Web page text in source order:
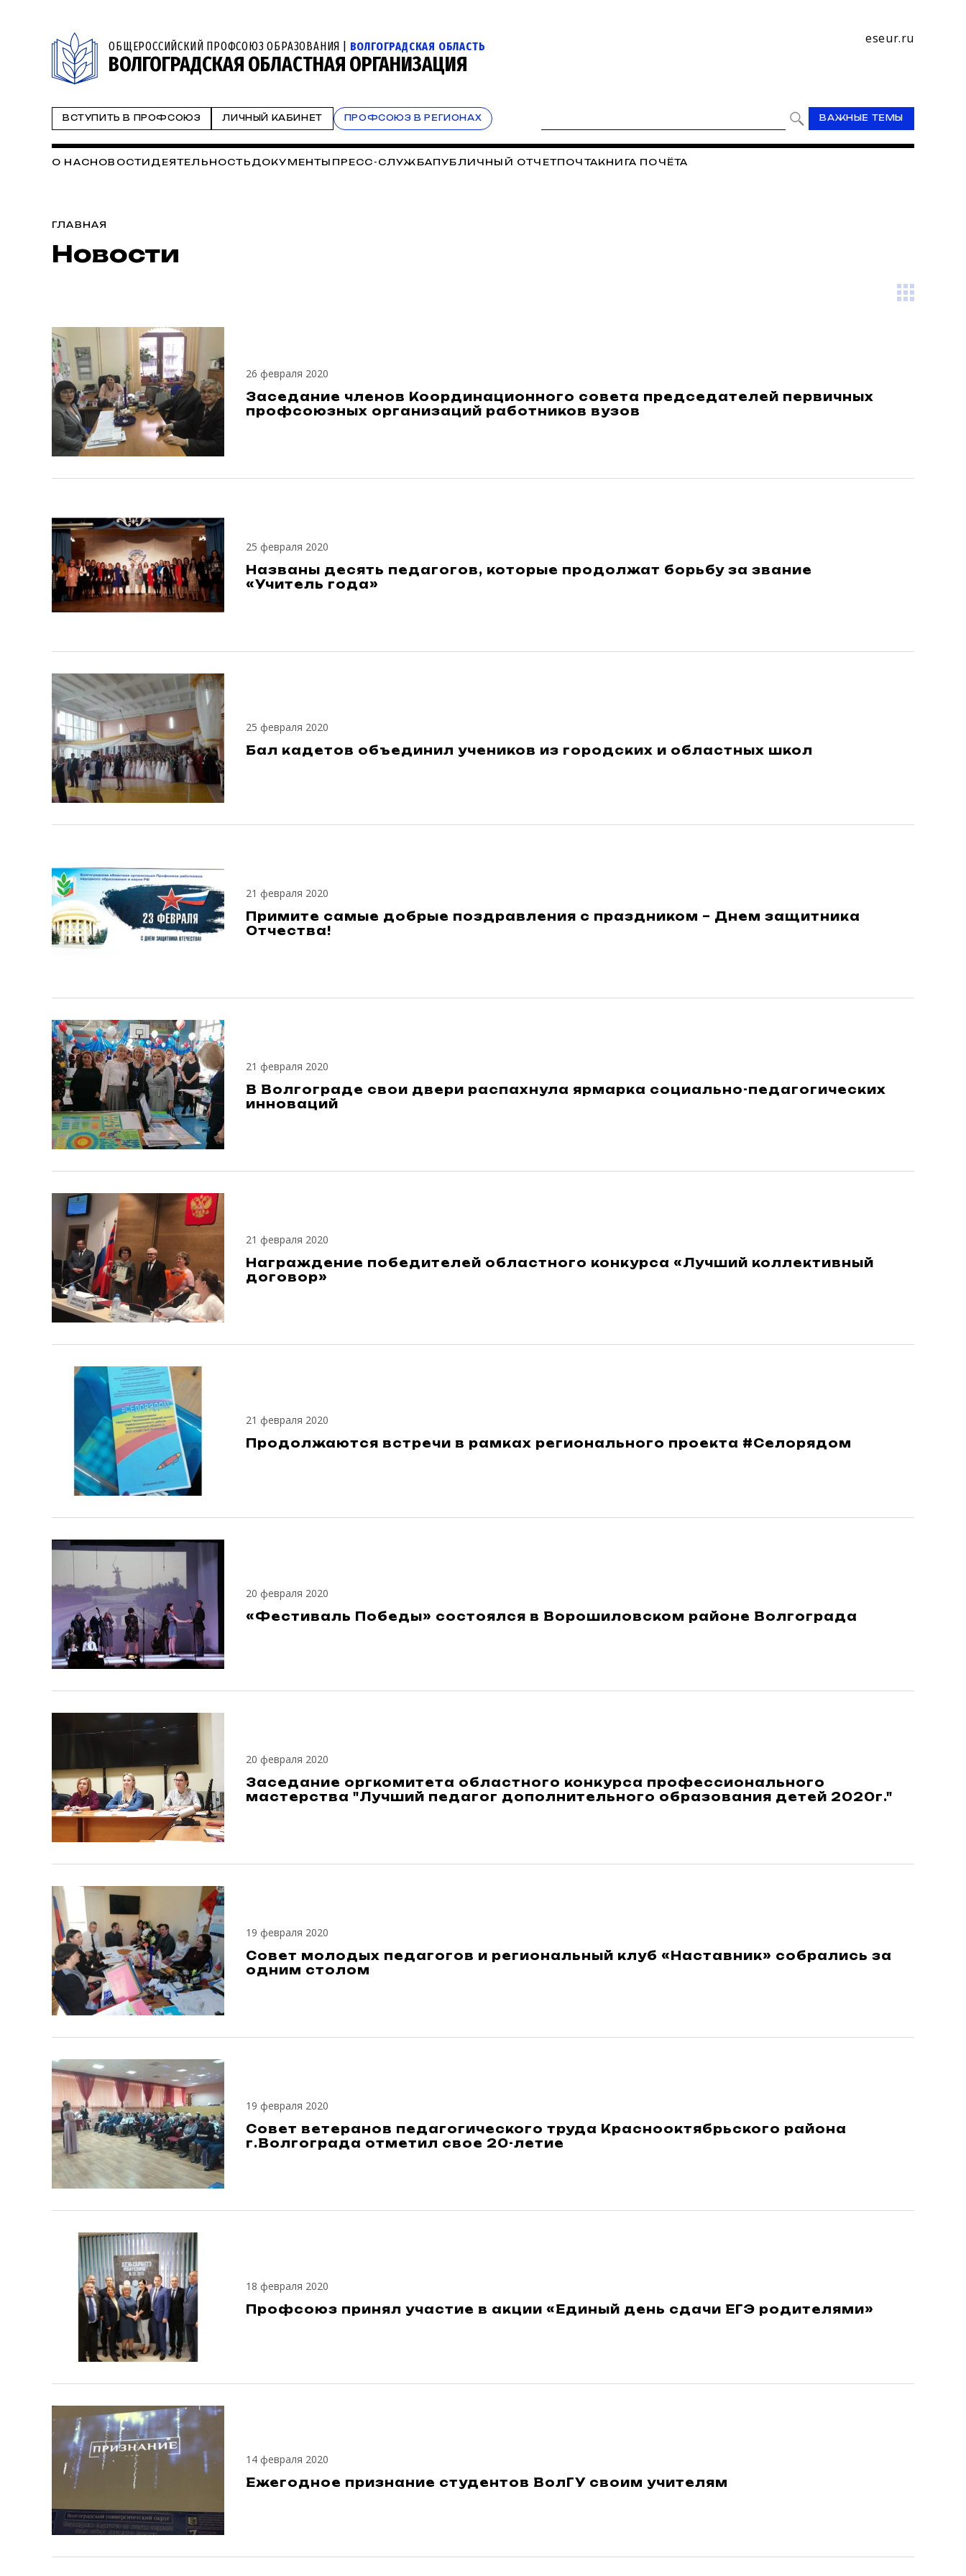
ОБЩЕРОССИЙСКИЙ ПРОФСОЮЗ ОБРАЗОВАНИЯ | ВОЛГОГРАДСКАЯ ОБЛАСТЬ
ВОЛГОГРАДСКАЯ ОБЛАСТНАЯ ОРГАНИЗАЦИЯ
eseur.ru
ВСТУПИТЬ В ПРОФСОЮЗ ЛИЧНЫЙ КАБИНЕТ ПРОФСОЮЗ В РЕГИОНАХ ВАЖНЫЕ ТЕМЫ
О НАСНОВОСТИ ДЕЯТЕЛЬНОСТЬ ДОКУМЕНТЫ ПРЕСС-СЛУЖБАПУБЛИЧНЫЙ ОТЧЕТПОЧТАКНИГА ПОЧЁТА
ГЛАВНАЯ
Новости
26 февраля 2020
Заседание членов Координационного совета председателей первичных
профсоюзных организаций работников вузов
25 февраля 2020
Названы десять педагогов, которые продолжат борьбу за звание
«Учитель года»
25 февраля 2020
Бал кадетов объединил учеников из городских и областных школ
21 февраля 2020
Примите самые добрые поздравления с праздником – Днем защитника
Отчества!
21 февраля 2020
В Волгограде свои двери распахнула ярмарка социально-педагогических
инноваций
21 февраля 2020
Награждение победителей областного конкурса «Лучший коллективный
договор»
21 февраля 2020
Продолжаются встречи в рамках регионального проекта #Селорядом
20 февраля 2020
«Фестиваль Победы» состоялся в Ворошиловском районе Волгограда
20 февраля 2020
Заседание оргкомитета областного конкурса профессионального
мастерства "Лучший педагог дополнительного образования детей 2020г."
19 февраля 2020
Совет молодых педагогов и региональный клуб «Наставник» собрались за
одним столом
19 февраля 2020
Совет ветеранов педагогического труда Краснооктябрьского района
г.Волгограда отметил свое 20-летие
18 февраля 2020
Профсоюз принял участие в акции «Единый день сдачи ЕГЭ родителями»
14 февраля 2020
Ежегодное признание студентов ВолГУ своим учителям